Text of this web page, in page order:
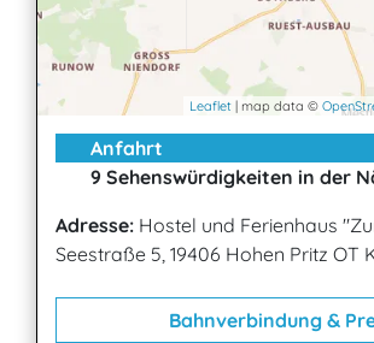
Leaflet | map data ©
Anfahrt
9 Sehenswürdigkeiten in der
Adresse: Hostel und Ferienhaus
Seestraße 5, 19406 Hohen Pritz OT
Bahnverbindung &